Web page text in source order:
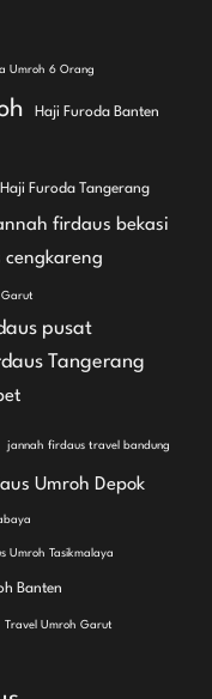
Umroh 6 Orang
Haji Furoda Banten
Haji Furoda Tangerang
firdaus bekasi
pusat
Tangerang
jannah firdaus travel bandung
Umroh Depok
Umroh Tasikmalaya
Banten
Travel Umroh Garut